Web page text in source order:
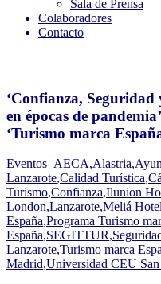
Sala de Prensa
Colaboradores
Contacto
‘Confianza,
en épocas de
‘Turismo marca
Eventos AECA,Alastria,
Lanzarote,Calidad Turística,
Turismo,Confianza,Ilunion
London,Lanzarote,Meliá
España,Programa Turismo
España,SEGITTUR,
Lanzarote,Turismo marca
Madrid,Universidad CEU